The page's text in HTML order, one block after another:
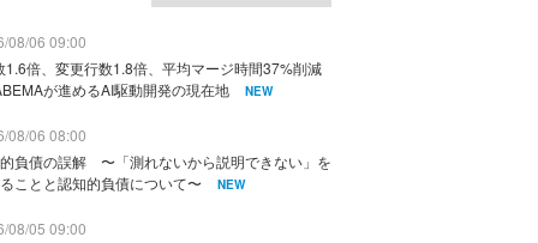
08/06 09:00
1.6倍、変更行数1.8倍、平均マージ時間37%削減
が進めるAI駆動開発の現在地
NEW
08/06 08:00
負債の誤解 〜「測れないから説明できない」を
ことと認知的負債について〜
NEW
08/05 09:00